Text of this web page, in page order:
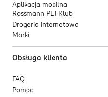
Aplikacja mobilna
Rossmann PL i Klub
Drogeria internetowa
Marki
Obsługa klienta
FAQ
Pomoc